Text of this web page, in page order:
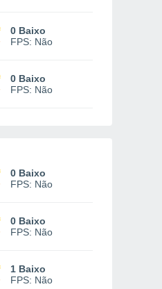
0 Baixo
FPS: Não
0 Baixo
FPS: Não
0 Baixo
FPS: Não
0 Baixo
FPS: Não
1 Baixo
FPS: Não